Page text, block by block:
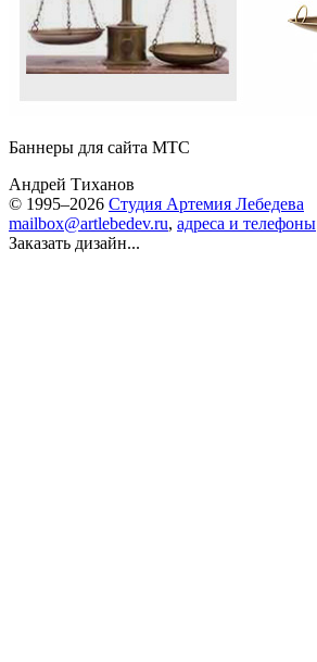
Баннеры для сайта МТС
Андрей Тиханов
© 1995–2026 Студия Артемия Лебедева
mailbox@artlebedev.ru, адреса и телефоны
Заказать дизайн...